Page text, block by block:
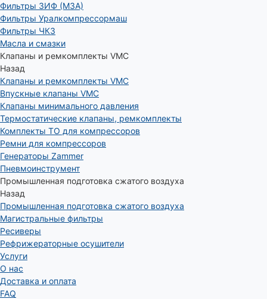
Фильтры ЗИФ (МЗА)
Фильтры Уралкомпрессормаш
Фильтры ЧКЗ
Масла и смазки
Клапаны и ремкомплекты VMC
Назад
Клапаны и ремкомплекты VMC
Впускные клапаны VMC
Клапаны минимального давления
Термостатические клапаны, ремкомплекты
Комплекты ТО для компрессоров
Ремни для компрессоров
Генераторы Zammer
Пневмоинструмент
Промышленная подготовка сжатого воздуха
Назад
Промышленная подготовка сжатого воздуха
Магистральные фильтры
Ресиверы
Рефрижераторные осушители
Услуги
О нас
Доставка и оплата
FAQ